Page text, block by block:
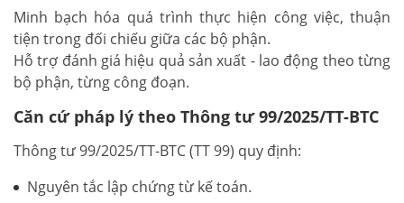
Minh bạch hóa quá trình thực hiện công việc, thuận
tiện trong đối chiếu giữa các bộ phận.
Hỗ trợ đánh giá hiệu quả sản xuất - lao động theo từng
bộ phận, từng công đoạn.
Căn cứ pháp lý theo Thông tư 99/2025/TT-BTC
Thông tư 99/2025/TT-BTC (TT 99) quy định:
Nguyên tắc lập chứng từ kế toán.